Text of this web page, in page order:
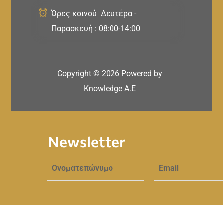
Ώρες κοινού Δευτέρα -
Παρασκευή : 08:00-14:00
Copyright © 2026 Powered by
Knowledge A.E
Newsletter